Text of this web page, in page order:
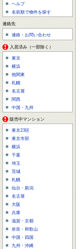
ヘルプ
名前順で物件を探す
連絡先
連絡・お問い合わせ
入居済み（一部除く）
東京
横浜
他関東
札幌
名古屋
関西
中国・九州
販売中マンション
東京23区
東京市部
横浜
千葉
埼玉
茨城
札幌
仙台・新潟
名古屋
大阪
兵庫
滋賀・京都
奈良・和歌山
中国・四国
九州・沖縄